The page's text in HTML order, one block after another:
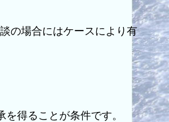
の場合にはケースにより有
得ることが条件です。